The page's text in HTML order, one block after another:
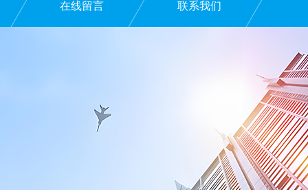
在线留言 联系我们